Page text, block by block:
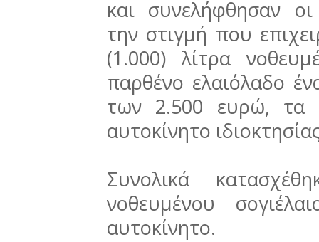
και συνελήφθησαν
την στιγμή που
(1.000) λίτρα
παρθένο ελαιόλαδο
των 2.500 ευρώ, τα
αυτοκίνητο
Συνολικά
νοθευμένου
αυτοκίνητο.